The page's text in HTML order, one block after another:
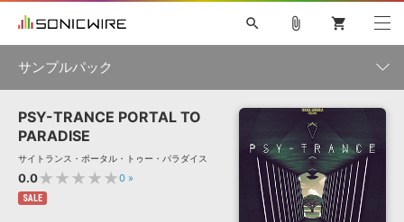
ソフト音源 »
プラグイン・エフェクト »
キャンペーン »
search
初音ミク NT 鏡音リン・レン V4X
KAITO V3
TOONTRACK
SPITFIRE AUDIO
VIENNA
EZ DRUMMER 3 SERUM
ライセンスフリーBGM
ボーカル抜き出し
DUBSTEP
MUTANT
ROUTER.FM
attach_file shopping_cart
サンプルパック
製品一覧
ジャンル
PSY-TRANCE PORTAL TO
PARADISE
サイトランス・ポータル・トゥー・パラダイス
0.0★★★★★0 »
SALE